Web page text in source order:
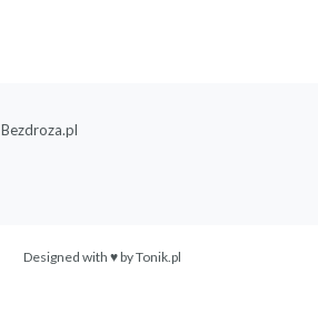
Bezdroza.pl
Designed with ♥ byTonik.pl